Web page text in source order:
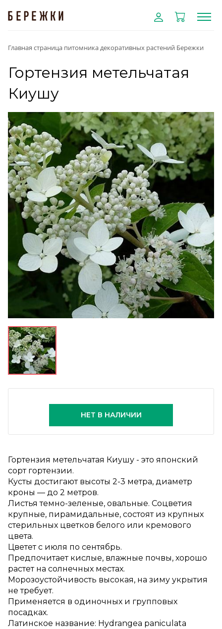
Главная страница питомника декоративных растений Бережки
Гортензия метельчатая
Киушу
НЕТ В НАЛИЧИИ
Гортензия метельчатая Киушу - это японский
сорт гортензии.
Кусты достигают высоты 2-3 метра, диаметр
кроны — до 2 метров.
Листья темно-зеленые, овальные. Соцветия
крупные, пирамидальные, состоят из крупных
стерильных цветков белого или кремового
цвета.
Цветет с июля по сентябрь.
Предпочитает кислые, влажные почвы, хорошо
растет на солнечных местах.
Морозоустойчивость высокая, на зиму укрытия
не требует.
Применяется в одиночных и групповых
посадках.
Латинское название: Hydrangea paniculata